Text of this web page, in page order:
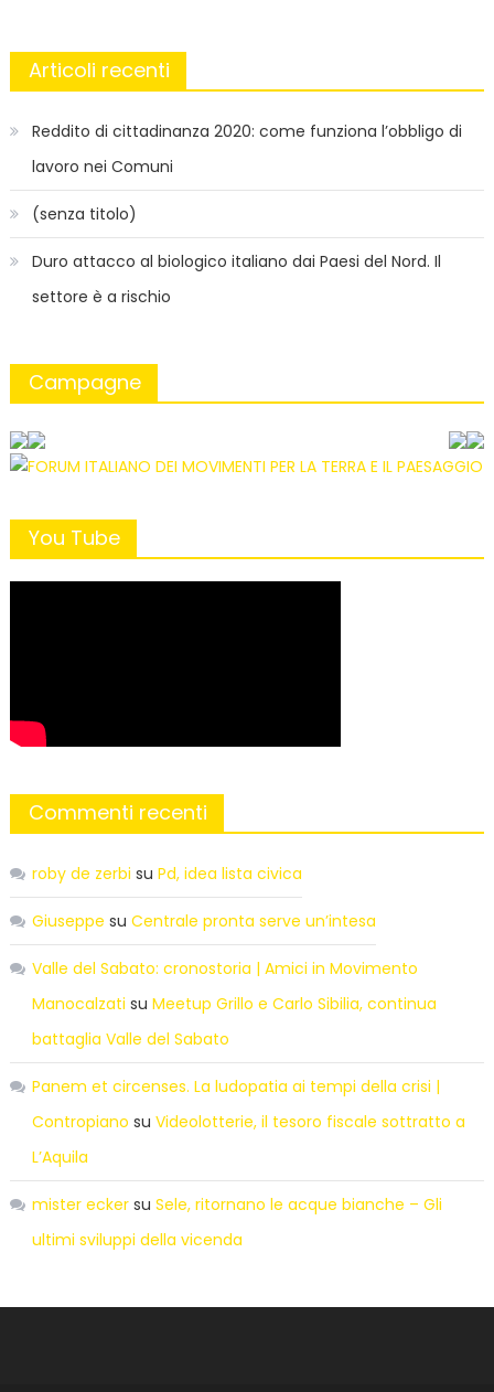
Articoli recenti
Reddito di cittadinanza 2020: come funziona l’obbligo di
lavoro nei Comuni
(senza titolo)
Duro attacco al biologico italiano dai Paesi del Nord. Il
settore è a rischio
Campagne
You Tube
Commenti recenti
roby de zerbi su Pd, idea lista civica
Giuseppe su Centrale pronta serve un’intesa
Valle del Sabato: cronostoria | Amici in Movimento
Manocalzati su Meetup Grillo e Carlo Sibilia, continua
battaglia Valle del Sabato
Panem et circenses. La ludopatia ai tempi della crisi |
Contropiano su Videolotterie, il tesoro fiscale sottratto a
L’Aquila
mister eckersu Sele, ritornano le acque bianche – Gli
ultimi sviluppi della vicenda